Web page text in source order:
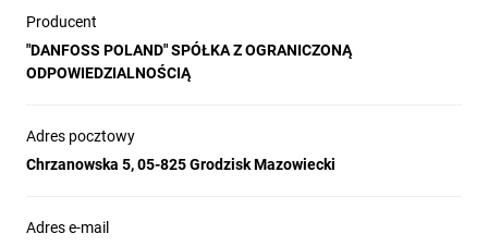
Producent
"DANFOSS POLAND" SPÓŁKA Z OGRANICZONĄ
ODPOWIEDZIALNOŚCIĄ
Adres pocztowy
Chrzanowska 5, 05-825 Grodzisk Mazowiecki
Adres e-mail